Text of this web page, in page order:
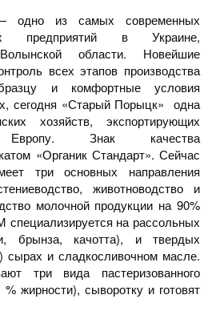
одно из самых современных
предприятий в Украине,
области. Новейшие
всех этапов производства
и комфортные условия
сегодня «Старый Порыцк» одна
хозяйств, экспортирующих
Знак качества
«Органик Стандарт». Сейчас
три основных направления
животноводство и
молочной продукции на 90%
специализируется на рассольных
брынза, качотта), и твердых
сырах и сладкосливочном масле.
три вида пастеризованного
жирности), сыворотку и готовят